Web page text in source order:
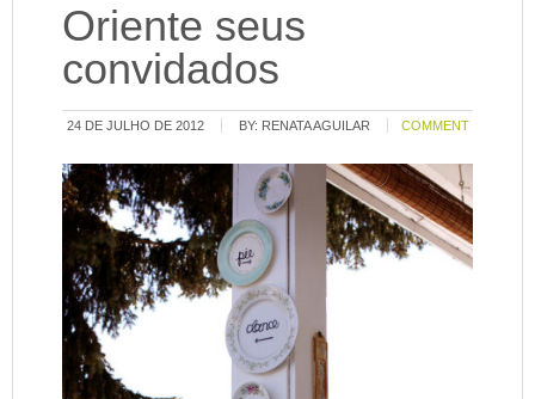
Oriente seus
convidados
24 DE JULHO DE 2012 BY: RENATA AGUILAR COMMENT